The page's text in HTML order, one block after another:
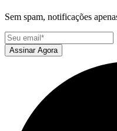
Sem spam, notificações
Assinar Agora